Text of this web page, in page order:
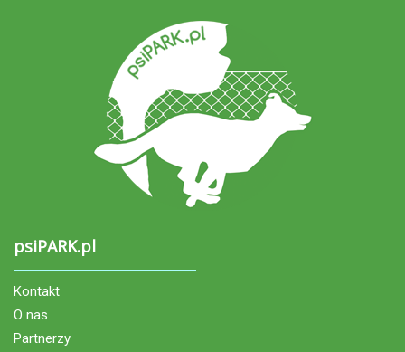
psiPARK.pl
Kontakt
O nas
Partnerzy